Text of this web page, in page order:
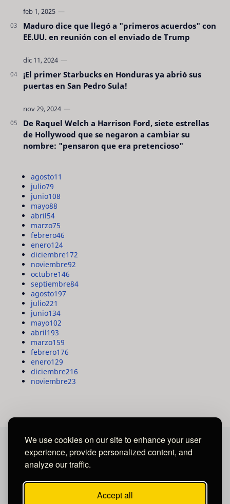
We use cookies on our site to enhance your user
experience, provide personalized content, and
analyze our traffic.
Accept all
Maduro dice que llegó a "primeros acuerdos" con
EE.UU. en reunión con el enviado de Trump
¡El primer Starbucks en Honduras ya abrió sus
puertas en San Pedro Sula!
De Raquel Welch a Harrison Ford, siete estrellas
de Hollywood que se negaron a cambiar su
nombre: "pensaron que era pretencioso"
agosto11
julio79
junio108
mayo88
abril54
marzo75
febrero46
enero124
diciembre172
noviembre92
octubre146
septiembre84
agosto197
julio221
junio134
mayo102
abril193
marzo159
febrero176
enero129
diciembre216
noviembre23
MAYA MEDIA GROUP
Ubicados en Tegucigalpa - Honduras.